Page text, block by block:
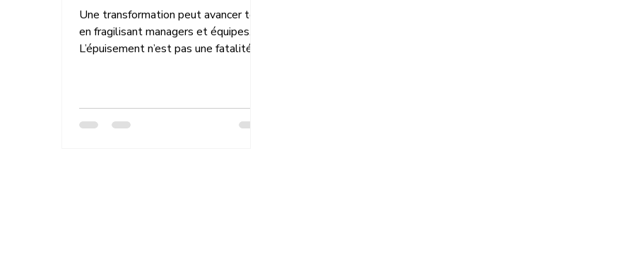
Une transformation peut avancer tout
en fragilisant managers et équipes.
L’épuisement n’est pas une fatalité,
soutenabilité. Changer sans épuiser